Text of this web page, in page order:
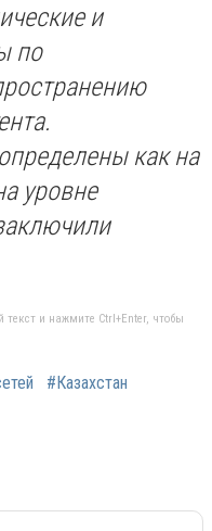
и
по
как на
уровне
и нажмите Ctrl+Enter, чтобы
#Казахстан